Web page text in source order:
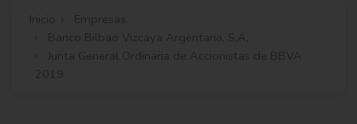
Inicio
Empresas
Banco Bilbao Vizcaya Argentaria, S,A,
Junta General Ordinaria de Accionistas de BBVA
2019